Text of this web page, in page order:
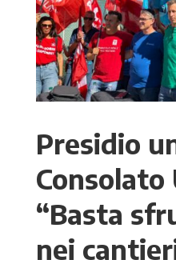
Presidio
Consolato
“Basta
nei